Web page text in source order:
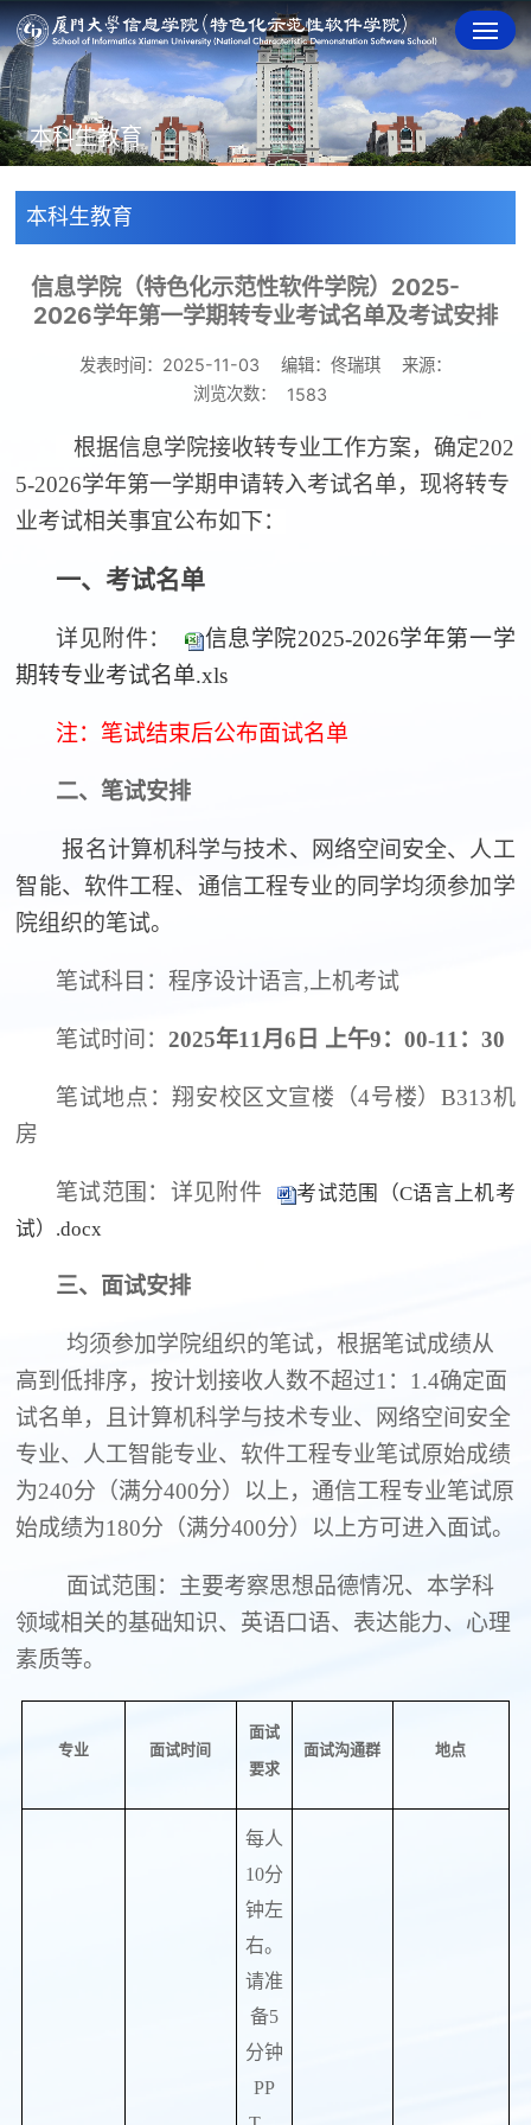
本科生教育
本科生教育
信息学院（特色化示范性软件学院）2025-
2026学年第一学期转专业考试名单及考试安排
发表时间：2025-11-03 编辑：佟瑞琪
来源：
浏览次数：
1583
根据信息学院接收转专业工作方案，确定202
5-2026学年第一学期申请转入考试名单，现将转专
业考试相关事宜公布如下：
一、考试名单
详见附件：
信息学院2025-2026学年第一学
期转专业考试名单.xls
注：笔试结束后公布面试名单
二、笔试安排
报名计算机科学与技术、网络空间安全、人工
智能、软件工程、通信工程专业的同学均须参加学
院组织的笔试。
笔试科目：程序设计语言, 上机考试
笔试时间：2025年11月6 日 上午9：00-11 ：30
笔试地点：翔安校区文宣楼（4号楼） B313机
房
笔试范围：详见附件
考试范围（C语言上机考
试）.docx
三、面试安排
均须参加学院组织的笔试，根据笔试成绩从
高到低排序，按计划接收人数不超过1 ： 1.4确定面
试名单，且计算机科学与技术专业、网络空间安全
专业、人工智能专业、软件工程专业笔试原始成绩
为240分（满分400分）以上，通信工程专业笔试原
始成绩为180分（满分400分）以上方可进入面试。
面试范围：主要考察思想品德情况、本学科
领域相关的基础知识、英语口语、表达能力、心理
素质等。
专业 面试时间
面试
要求
面试沟通群 地点
每人
10分
钟左
右。
请准
备5
分钟
PP